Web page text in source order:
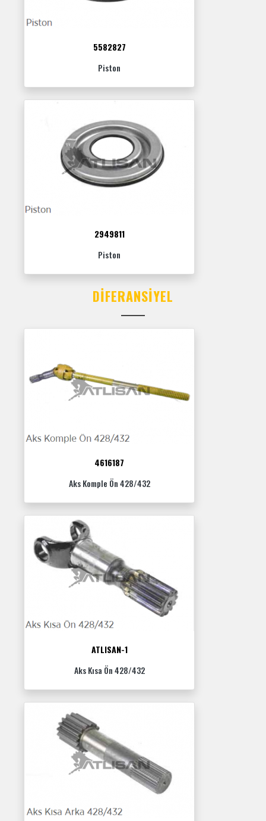
5582827
Piston
2949811
Piston
DIFERANSIYEL
4616187
Aks Komple Ön 428/432
ATLISAN-1
Aks Kısa Ön 428/432